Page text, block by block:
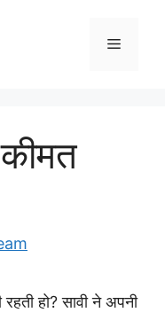
Menu
हो? सावी ने अपनी